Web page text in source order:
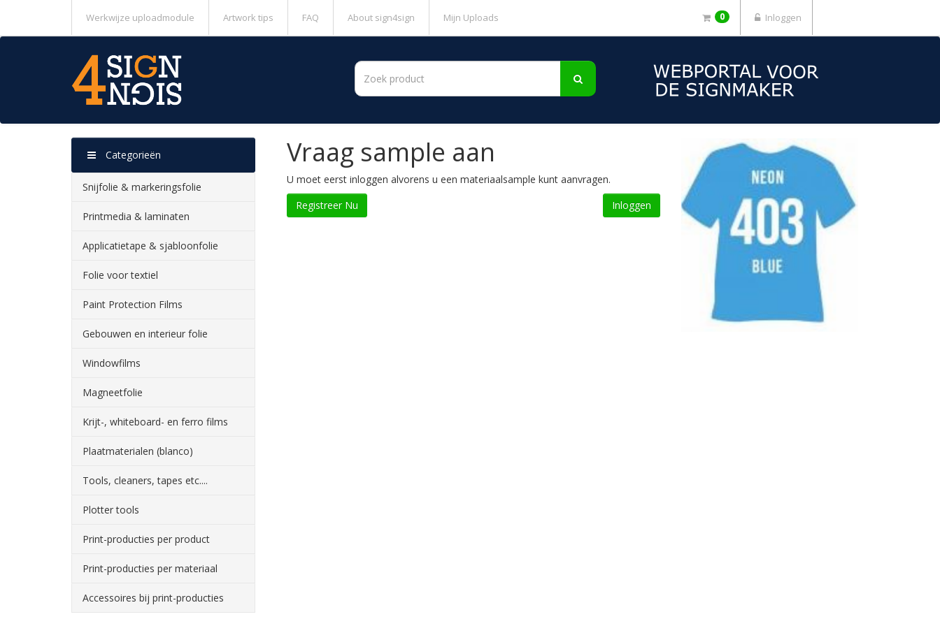
Werkwijze uploadmodule Artwork tips FAQ About sign4sign Mijn Uploads 0 Inloggen
Categorieën
Snijfolie & markeringsfolie
Printmedia & laminaten
Applicatietape & sjabloonfolie
Folie voor textiel
Paint Protection Films
Gebouwen en interieur folie
Windowfilms
Magneetfolie
Krijt-, whiteboard- en ferro films
Plaatmaterialen (blanco)
Tools, cleaners, tapes etc....
Plotter tools
Print-producties per product
Print-producties per materiaal
Accessoires bij print-producties
Vraag sample aan
U moet eerst inloggen alvorens u een materiaalsample kunt aanvragen.